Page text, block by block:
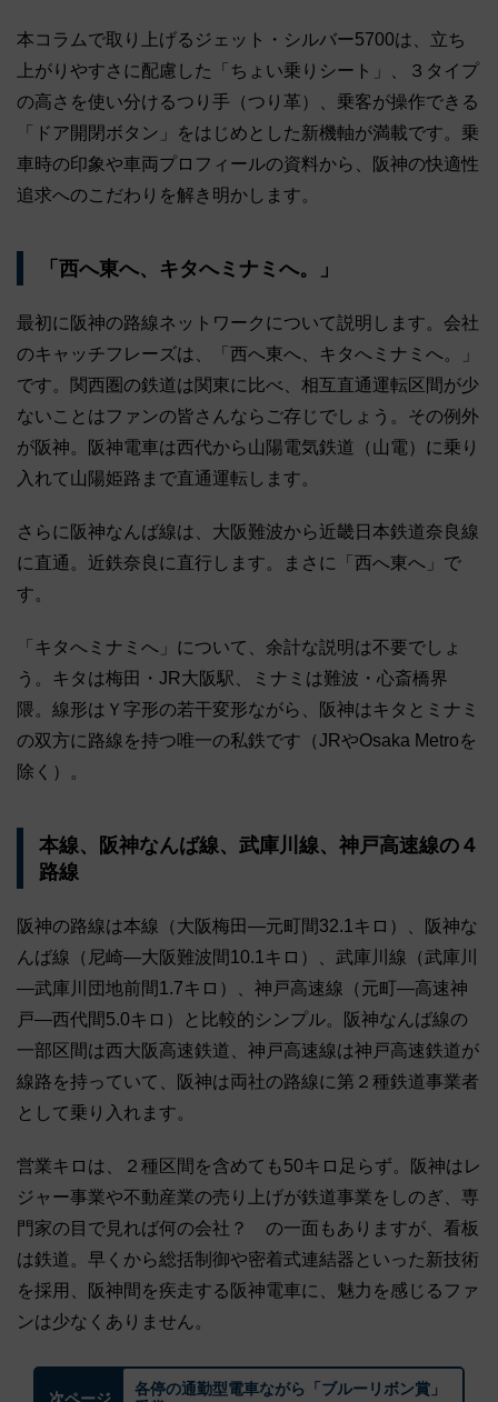
本コラムで取り上げるジェット・シルバー5700は、立ち
上がりやすさに配慮した「ちょい乗りシート」、３タイプ
の高さを使い分けるつり手（つり革）、乗客が操作できる
「ドア開閉ボタン」をはじめとした新機軸が満載です。乗
車時の印象や車両プロフィールの資料から、阪神の快適性
追求へのこだわりを解き明かします。
「西へ東へ、キタへミナミへ。」
最初に阪神の路線ネットワークについて説明します。会社
のキャッチフレーズは、「西へ東へ、キタへミナミへ。」
です。関西圏の鉄道は関東に比べ、相互直通運転区間が少
ないことはファンの皆さんならご存じでしょう。その例外
が阪神。阪神電車は西代から山陽電気鉄道（山電）に乗り
入れて山陽姫路まで直通運転します。
さらに阪神なんば線は、大阪難波から近畿日本鉄道奈良線
に直通。近鉄奈良に直行します。まさに「西へ東へ」で
す。
「キタへミナミへ」について、余計な説明は不要でしょ
う。キタは梅田・JR大阪駅、ミナミは難波・心斎橋界
隈。線形はＹ字形の若干変形ながら、阪神はキタとミナミ
の双方に路線を持つ唯一の私鉄です（JRやOsaka Metroを
除く）。
本線、阪神なんば線、武庫川線、神戸高速線の４
路線
阪神の路線は本線（大阪梅田―元町間32.1キロ）、阪神な
んば線（尼崎―大阪難波間10.1キロ）、武庫川線（武庫川
―武庫川団地前間1.7キロ）、神戸高速線（元町―高速神
戸―西代間5.0キロ）と比較的シンプル。阪神なんば線の
一部区間は西大阪高速鉄道、神戸高速線は神戸高速鉄道が
線路を持っていて、阪神は両社の路線に第２種鉄道事業者
として乗り入れます。
営業キロは、２種区間を含めても50キロ足らず。阪神はレ
ジャー事業や不動産業の売り上げが鉄道事業をしのぎ、専
門家の目で見れば何の会社？ の一面もありますが、看板
は鉄道。早くから総括制御や密着式連結器といった新技術
を採用、阪神間を疾走する阪神電車に、魅力を感じるファ
ンは少なくありません。
各停の通勤型電車ながら「ブルーリボン賞」